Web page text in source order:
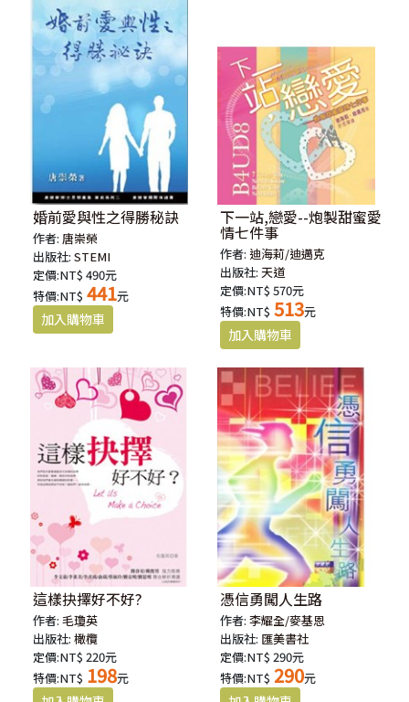
婚前愛與性之得勝秘訣
作者:唐崇榮
出版社:STEMI
定價:NT$ 490元
特價:NT$ 441元
下一站,戀愛--炮製甜蜜愛
情七件事
作者:迪海莉/迪邁克
出版社:天道
定價:NT$ 570元
特價:NT$ 513元
這樣抉擇好不好?
作者:毛瓊英
出版社:橄欖
定價:NT$ 220元
特價:NT$ 198元
憑信勇闖人生路
作者:李耀全/麥基恩
出版社: 匯美書社
定價:NT$ 290元
特價:NT$ 290元